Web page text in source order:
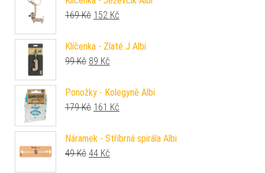
169Kč Původní cena byla: 169 Kč.
152 Kč
Klíčenka - Zlaté J Albi
99Kč Původní cena byla: 99 Kč.
89 Kč
Ponožky - Kolegyně Albi
179Kč Původní cena byla: 179 Kč.
161 Kč
Náramek - Stříbrná spirála Albi
49Kč Původní cena byla: 49 Kč.
44 Kč